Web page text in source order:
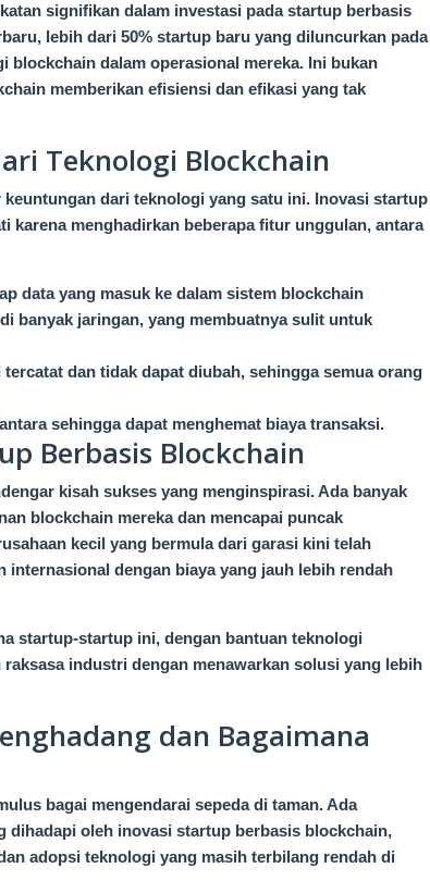
signifikan dalam investasi pada startup berbasis
lebih dari 50% startup baru yang diluncurkan pada
blockchain dalam operasional mereka. Ini bukan
memberikan efisiensi dan efikasi yang tak
Teknologi Blockchain
dari teknologi yang satu ini. Inovasi startup
karena menghadirkan beberapa fitur unggulan, antara
data yang masuk ke dalam sistem blockchain
banyak jaringan, yang membuatnya sulit untuk
dan tidak dapat diubah, sehingga semua orang
sehingga dapat menghemat biaya transaksi.
Berbasis Blockchain
kisah sukses yang menginspirasi. Ada banyak
blockchain mereka dan mencapai puncak
kecil yang bermula dari garasi kini telah
internasional dengan biaya yang jauh lebih rendah
startup-startup ini, dengan bantuan teknologi
industri dengan menawarkan solusi yang lebih
dan Bagaimana
bagai mengendarai sepeda di taman. Ada
dihadapi oleh inovasi startup berbasis blockchain,
adopsi teknologi yang masih terbilang rendah di